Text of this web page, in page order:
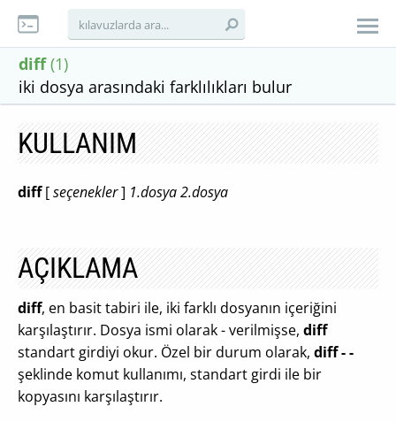
diff (1)
iki dosya arasındaki farklılıkları bulur
KULLANIM
diff[seçenekler] 1.dosya2.dosya
AÇIKLAMA
diff, en basit tabiri ile, iki farklı dosyanın içeriğini
karşılaştırır. Dosya ismi olarak - verilmişse, diff
standart girdiyi okur. Özel bir durum olarak, diff - -
şeklinde komut kullanımı, standart girdi ile bir
kopyasını karşılaştırır.